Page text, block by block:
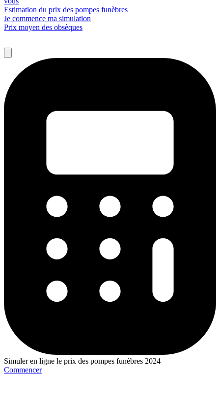
Estimation du prix des pompes funèbres
Je commence ma simulation
Prix moyen des obsèques
Simuler en ligne le prix des pompes funèbres 2024
Commencer